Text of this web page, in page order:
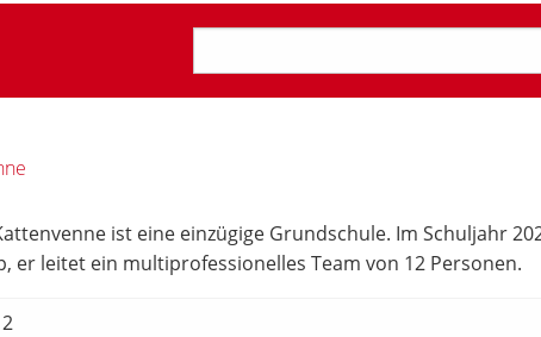
ist eine einzügige Grundschule. Im Schuljahr
er leitet ein multiprofessionelles Team von 12 Personen.